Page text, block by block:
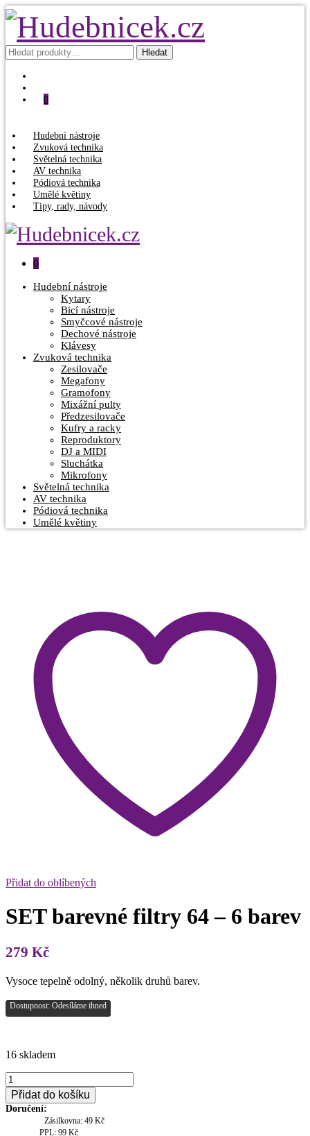
Hledat: Hledat
0
Hudební nástroje
Zvuková technika
Světelná technika
AV technika
Pódiová technika
Umělé květiny
Tipy, rady, návody
0
Hudební nástroje
Kytary
Bicí nástroje
Smyčcové nástroje
Dechové nástroje
Klávesy
Zvuková technika
Zesilovače
Megafony
Gramofony
Mixážní pulty
Předzesilovače
Kufry a racky
Reproduktory
DJ a MIDI
Sluchátka
Mikrofony
Světelná technika
AV technika
Pódiová technika
Umělé květiny
Přidat do oblíbených
SET barevné filtry 64 – 6 barev
279 Kč
Vysoce tepelně odolný, několik druhů barev.
Dostupnost: Odesíláme ihned
16 skladem
SET
barevné
filtry
64
Přidat do košíku
Doručení:
Zásilkovna: 49 Kč
PPL: 99 Kč